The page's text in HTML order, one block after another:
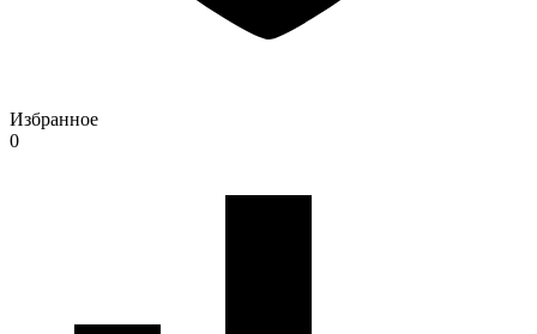
Избранное
0